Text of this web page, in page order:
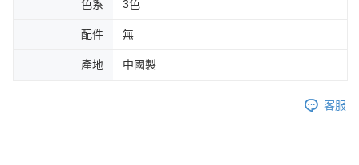
色系 3色
配件 無
產地 中國製
客服